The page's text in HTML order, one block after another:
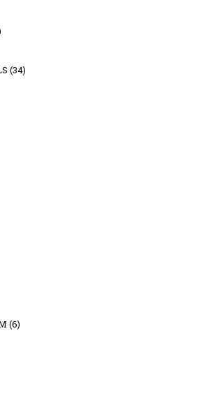
(34)
(6)